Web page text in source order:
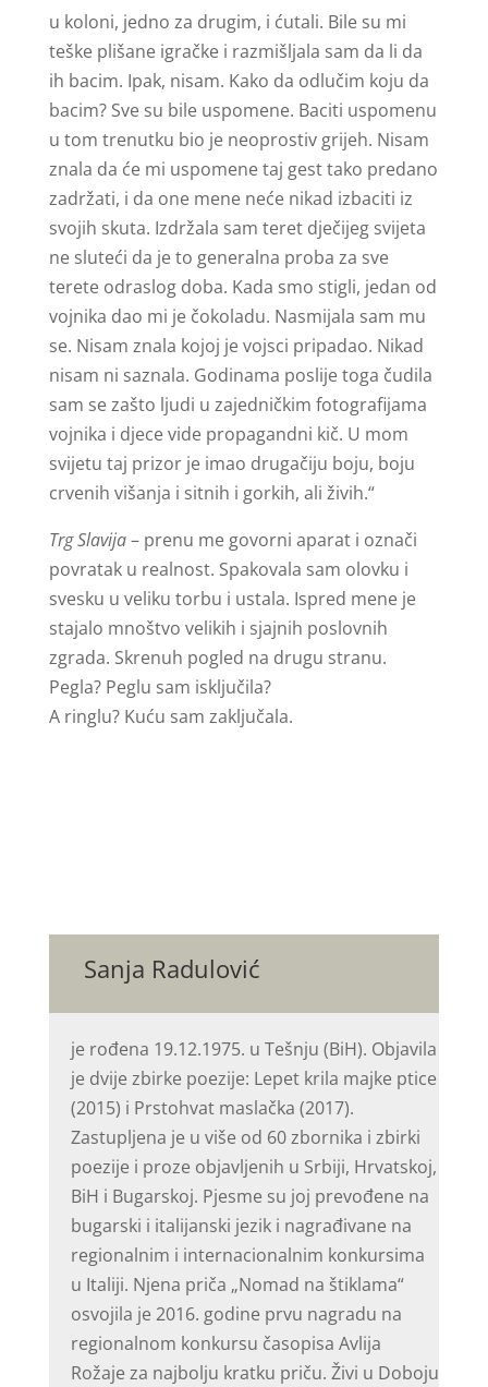
u koloni, jedno za drugim, i ćutali. Bile su mi
teške plišane igračke i razmišljala sam da li da
ih bacim. Ipak, nisam. Kako da odlučim koju da
bacim? Sve su bile uspomene. Baciti uspomenu
u tom trenutku bio je neoprostiv grijeh. Nisam
znala da će mi uspomene taj gest tako predano
zadržati, i da one mene neće nikad izbaciti iz
svojih skuta. Izdržala sam teret dječijeg svijeta
ne sluteći da je to generalna proba za sve
terete odraslog doba. Kada smo stigli, jedan od
vojnika dao mi je čokoladu. Nasmijala sam mu
se. Nisam znala kojoj je vojsci pripadao. Nikad
nisam ni saznala. Godinama poslije toga čudila
sam se zašto ljudi u zajedničkim fotografijama
vojnika i djece vide propagandni kič. U mom
svijetu taj prizor je imao drugačiju boju, boju
crvenih višanja i sitnih i gorkih, ali živih.“
Trg Slavija– prenu me govorni aparat i označi
povratak u realnost. Spakovala sam olovku i
svesku u veliku torbu i ustala. Ispred mene je
stajalo mnoštvo velikih i sjajnih poslovnih
zgrada. Skrenuh pogled na drugu stranu.
Pegla? Peglu sam isključila?
A ringlu? Kuću sam zaključala.
Sanja Radulović
je rođena 19.12.1975. u Tešnju (BiH). Objavila
je dvije zbirke poezije: Lepet krila majke ptice
(2015) i Prstohvat maslačka (2017).
Zastupljena je u više od 60 zbornika i zbirki
poezije i proze objavljenih u Srbiji, Hrvatskoj,
BiH i Bugarskoj. Pjesme su joj prevođene na
bugarski i italijanski jezik i nagrađivane na
regionalnim i internacionalnim konkursima
u Italiji. Njena priča „Nomad na štiklama“
osvojila je 2016. godine prvu nagradu na
regionalnom konkursu časopisa Avlija
Rožaje za najbolju kratku priču. Živi u Doboju